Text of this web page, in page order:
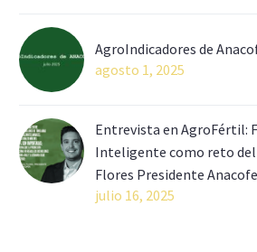
AgroIndicadores de
agosto 1, 2025
Entrevista en AgroFértil:
Inteligente como reto del
Flores Presidente
julio 16, 2025